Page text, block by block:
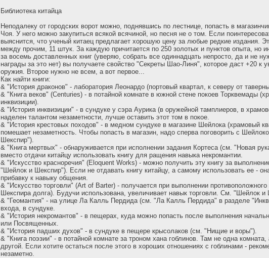
Библиотека китайца
Неподалеку от городских ворот можно, поднявшись по лестнице, попасть в
Чоя. У него можно закупиться всякой всячиной, но песня не о том. Если
выяснится, что ученый китаец предлагает хорошую цену за любые редкие издания.
между прочим, 11 штук. За каждую причитается по 250 золотых и пунктов опыта, но
за восемь доставленных книг (уверяю, собрать все одиннадцать непросто, да и не
награды за это нет) вы получаете свойство "Секреты Шао-Линя", которое даст +20 к
оружия. Второе нужно не всем, а вот первое...
Как найти книги:
& "История драконов" - лаборатория Леонардо (портовый квартал, к северу от
& "Книга веков" (Centuries) - в потайной комнате в южной стене покоев Торквемады
инквизиции).
& "История инквизиции" - в сундуке у сэра Аурика (в оружейной тамплиеров, в
наделен талантом незаметности, лучше оставить этот том в покое.
& "История крестовых походов" - в медном сундуке в магазине Шейлока (храмовый
помешает незаметность. Чтобы попасть в магазин, надо сперва поговорить с
Шекспир").
& "Книга мертвых" - обнаруживается при исполнении задания Кортеса (см. "Новая
вместо отдачи китайцу использовать книгу для ращения навыка некромантии.
& "Искусство красноречия" (Eloquent Works) - можно получить эту книгу за
"Шейлок и Шекспир"). Если не отдавать книгу китайцу, а самому использовать ее -
прибавку к навыку общения.
& "Искусство торговли" (Art of Barter) - получается при выполнении
Шекспира долга). Будучи использована, увеличивает навык торговли. См. "Шейлок и
& "Геомантия" - на улице Ла Калль Пердида (см. "Ла Калль Пердида" в разделе
входа, в сундуке.
& "История некромантов" - в пещерах, куда можно попасть после выполнения
или Посвященных.
& "История падших духов" - в сундуке в пещере крысолаков (см. "Нищие и воры").
& "Книга поэзии" - в потайной комнате за троном хана гоблинов. Там не одна
другой. Если хотите остаться после этого в хороших отношениях с гоблинами -
незаметно.